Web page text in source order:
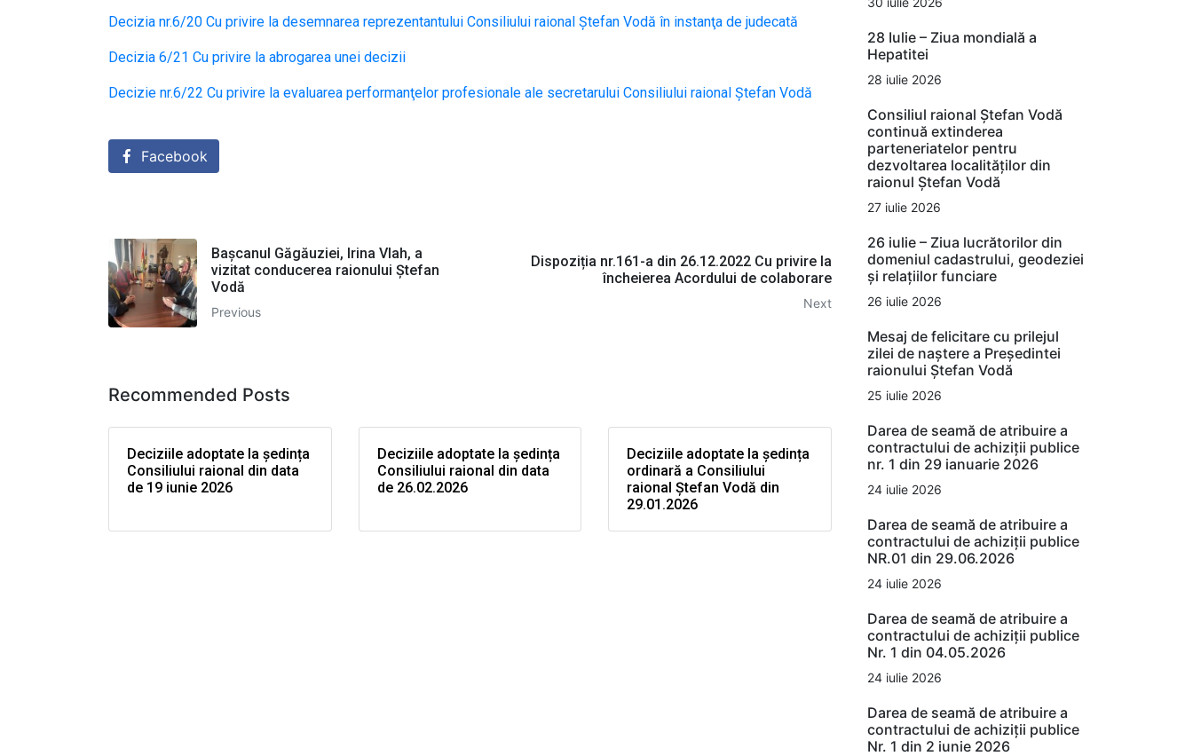
Decizia nr.6/20 Cu privire la desemnarea reprezentantului Consiliului raional Ştefan Vodă în instanţa de judecată
Decizia 6/21 Cu privire la abrogarea unei decizii
Decizie nr.6/22 Cu privire la evaluarea performanţelor profesionale ale secretarului Consiliului raional Ștefan Vodă
Facebook
Bașcanul Găgăuziei, Irina Vlah, a
vizitat conducerea raionului Ștefan
Vodă
Previous
Dispoziția nr.161-a din 26.12.2022 Cu privire la
încheierea Acordului de colaborare
Next
Recommended Posts
Deciziile adoptate la ședința
Consiliului raional din data
de 19 iunie 2026
Deciziile adoptate la ședința
Consiliului raional din data
de 26.02.2026
Deciziile adoptate la ședința
ordinară a Consiliului
raional Ștefan Vodă din
29.01.2026
28 Iulie – Ziua mondială a
Hepatitei
28 iulie 2026
Consiliul raional Ștefan Vodă
continuă extinderea
parteneriatelor pentru
dezvoltarea localităților din
raionul Ștefan Vodă
27 iulie 2026
26 iulie – Ziua lucrătorilor din
domeniul cadastrului, geodeziei
și relațiilor funciare
26 iulie 2026
Mesaj de felicitare cu prilejul
zilei de naștere a Președintei
raionului Ștefan Vodă
25 iulie 2026
Darea de seamă de atribuire a
contractului de achiziții publice
nr. 1 din 29 ianuarie 2026
24 iulie 2026
Darea de seamă de atribuire a
contractului de achiziții publice
NR.01 din 29.06.2026
24 iulie 2026
Darea de seamă de atribuire a
contractului de achiziții publice
Nr. 1 din 04.05.2026
24 iulie 2026
Darea de seamă de atribuire a
contractului de achiziții publice
Nr. 1 din 2 iunie 2026